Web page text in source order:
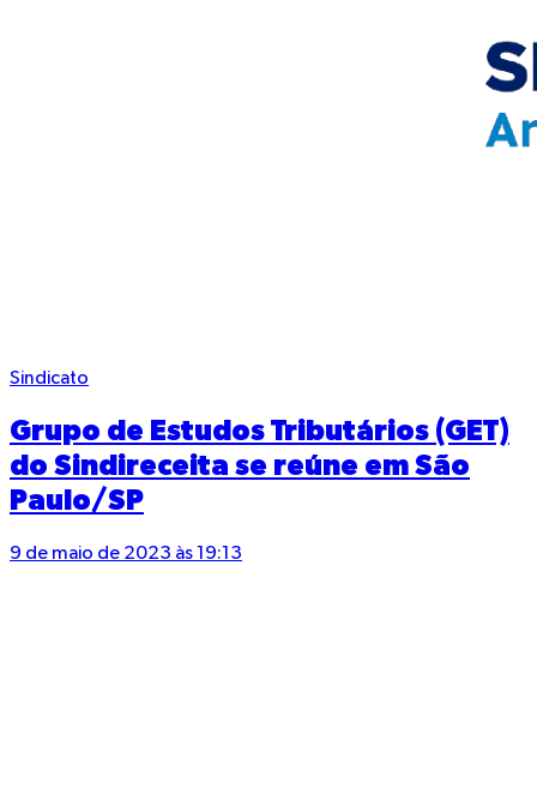
Sindicato
Grupo de Estudos Tributários (GET)
do Sindireceita se reúne em São
Paulo/SP
9 de maio de 2023 às 19:13